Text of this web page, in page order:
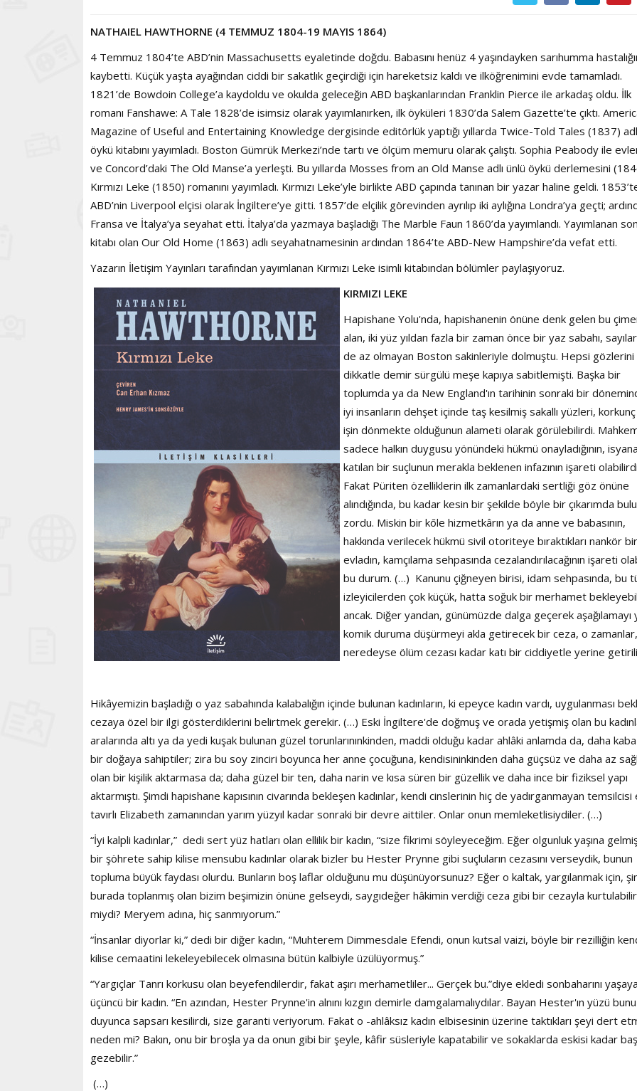
NATHAIEL HAWTHORNE (4 TEMMUZ 1804-19 MAYIS 1864)
4 Temmuz 1804’te ABD’nin Massachusetts eyaletinde doğdu. Babasını henüz 4 yaşındayken sarıhumma
kaybetti. Küçük yaşta ayağından ciddi bir sakatlık geçirdiği için hareketsiz kaldı ve ilköğrenimini evde tamamladı.
1821’de Bowdoin College’a kaydoldu ve okulda geleceğin ABD başkanlarından Franklin Pierce ile arkadaş oldu. İlk
romanı Fanshawe: A Tale 1828’de isimsiz olarak yayımlanırken, ilk öyküleri 1830’da Salem Gazette’te çıktı.
Magazine of Useful and Entertaining Knowledge dergisinde editörlük yaptığı yıllarda Twice-Told Tales (1837)
öykü kitabını yayımladı. Boston Gümrük Merkezi’nde tartı ve ölçüm memuru olarak çalıştı. Sophia Peabody ile
ve Concord’daki The Old Manse’a yerleşti. Bu yıllarda Mosses from an Old Manse adlı ünlü öykü derlemesini
Kırmızı Leke (1850) romanını yayımladı. Kırmızı Leke’yle birlikte ABD çapında tanınan bir yazar haline geldi.
ABD’nin Liverpool elçisi olarak İngiltere’ye gitti. 1857’de elçilik görevinden ayrılıp iki aylığına Londra’ya geçti;
Fransa ve İtalya’ya seyahat etti. İtalya’da yazmaya başladığı The Marble Faun 1860’da yayımlandı. Yayımlanan son
kitabı olan Our Old Home (1863) adlı seyahatnamesinin ardından 1864’te ABD-New Hampshire’da vefat etti.
Yazarın İletişim Yayınları tarafından yayımlanan Kırmızı Leke isimli kitabından bölümler paylaşıyoruz.
KIRMIZI LEKE
Hapishane Yolu'nda, hapishanenin önüne denk gelen bu
alan, iki yüz yıldan fazla bir zaman önce bir yaz sabahı,
de az olmayan Boston sakinleriyle dolmuştu. Hepsi gözlerini
dikkatle demir sürgülü meşe kapıya sabitlemişti. Başka bir
toplumda ya da New England'ın tarihinin sonraki bir
iyi insanların dehşet içinde taş kesilmiş sakallı yüzleri,
işin dönmekte olduğunun alameti olarak görülebilirdi.
sadece halkın duygusu yönündeki hükmü onayladığının, isyana
katılan bir suçlunun merakla beklenen infazının işareti
Fakat Püriten özelliklerin ilk zamanlardaki sertliği göz önüne
alındığında, bu kadar kesin bir şekilde böyle bir çıkarımda
zordu. Miskin bir kōle hizmetkârın ya da anne ve babasının,
hakkında verilecek hükmü sivil otoriteye bıraktıkları nankör bir
evladın, kamçılama sehpasında cezalandırılacağının işareti
bu durum. (…) Kanunu çiğneyen birisi, idam sehpasında, bu
izleyicilerden çok küçük, hatta soğuk bir merhamet
ancak. Diğer yandan, günümüzde dalga geçerek aşağılamayı
komik duruma düşürmeyi akla getirecek bir ceza, o zamanlar,
neredeyse ölüm cezası kadar katı bir ciddiyetle yerine
Hikâyemizin başladığı o yaz sabahında kalabalığın içinde bulunan kadınların, ki epeyce kadın vardı, uygulanması
cezaya özel bir ilgi gösterdiklerini belirtmek gerekir. (…) Eski İngiltere'de doğmuş ve orada yetişmiş olan bu
aralarında altı ya da yedi kuşak bulunan güzel torunlarınınkinden, maddi olduğu kadar ahlâki anlamda da, daha
bir doğaya sahiptiler; zira bu soy zinciri boyunca her anne çocuğuna, kendisininkinden daha güçsüz ve daha az
olan bir kişilik aktarmasa da; daha güzel bir ten, daha narin ve kısa süren bir güzellik ve daha ince bir fiziksel yapı
aktarmıştı. Şimdi hapishane kapısının civarında bekleşen kadınlar, kendi cinslerinin hiç de yadırganmayan
tavırlı Elizabeth zamanından yarım yüzyıl kadar sonraki bir devre aittiler. Onlar onun memleketlisiydiler. (…)
“İyi kalpli kadınlar,” dedi sert yüz hatları olan ellilik bir kadın, “size fikrimi söyleyeceğim. Eğer olgunluk yaşına
bir şöhrete sahip kilise mensubu kadınlar olarak bizler bu Hester Prynne gibi suçluların cezasını verseydik, bunun
topluma büyük faydası olurdu. Bunların boş laflar olduğunu mu düşünüyorsunuz? Eğer o kaltak, yargılanmak için,
burada toplanmış olan bizim beşimizin önüne gelseydi, saygıdeğer hâkimin verdiği ceza gibi bir cezayla kurtulabilir
miydi? Meryem adına, hiç sanmıyorum.”
“İnsanlar diyorlar ki,” dedi bir diğer kadın, “Muhterem Dimmesdale Efendi, onun kutsal vaizi, böyle bir rezilliğin
kilise cemaatini lekeleyebilecek olmasına bütün kalbiyle üzülüyormuş.”
“Yargıçlar Tanrı korkusu olan beyefendilerdir, fakat aşırı merhametliler... Gerçek bu.”diye ekledi sonbaharını
üçüncü bir kadın. “En azından, Hester Prynne'in alnını kızgın demirle damgalamalıydılar. Bayan Hester'ın yüzü bunu
duyunca sapsarı kesilirdi, size garanti veriyorum. Fakat o -ahlâksız kadın elbisesinin üzerine taktıkları şeyi dert
neden mi? Bakın, onu bir broşla ya da onun gibi bir şeyle, kâfir süsleriyle kapatabilir ve sokaklarda eskisi kadar
gezebilir.”
(…)
Haftanın Pusulası
Power Ballad /